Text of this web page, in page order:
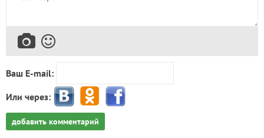
Ваш E-mail:
Или через:
добавить комментарий